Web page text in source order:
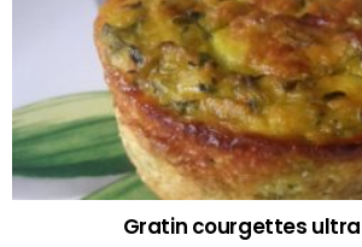
Gratin courgettes